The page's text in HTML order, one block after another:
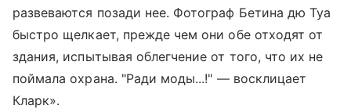
развеваются позади нее. Фотограф Бетина дю Туа
быстро щелкает, прежде чем они обе отходят от
здания, испытывая облегчение от того, что их не
поймала охрана. "Ради моды...!" — восклицает
Кларк».